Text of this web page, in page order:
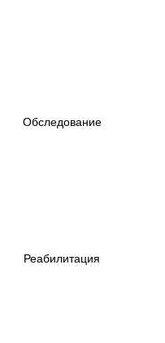
Обследование
Реабилитация